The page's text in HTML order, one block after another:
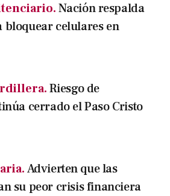
Nación respalda
bloquear celulares en
Riesgo de
cerrado el Paso Cristo
Advierten que las
su peor crisis financiera